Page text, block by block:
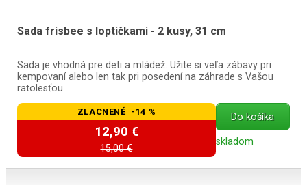
Sada frisbee s loptičkami - 2 kusy, 31 cm
Sada je vhodná pre deti a mládež. Užite si veľa zábavy pri
kempovaní alebo len tak pri posedení na záhrade s Vašou
ratolesťou.
ZLACNENÉ -14 %
12,90 €
15,00 €
Do košíka
skladom